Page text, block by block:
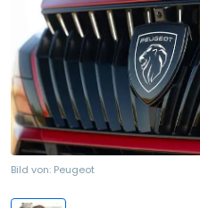
Bild von: Peugeot